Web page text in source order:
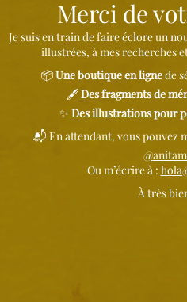
Merci de
Je suis en train de faire éclore un
illustrées, à mes recherches
📦Une boutique en lignede
🖋️Des fragments de
✨ Des illustrations pour
📬 En attendant, vous pouvez
@
Ou m’écrire à :
À très